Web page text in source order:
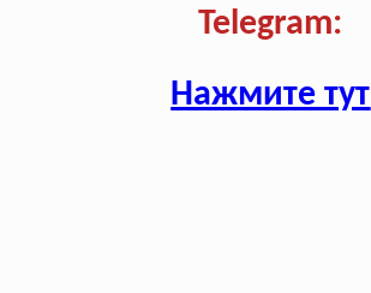
Telegram:
Нажмите тут